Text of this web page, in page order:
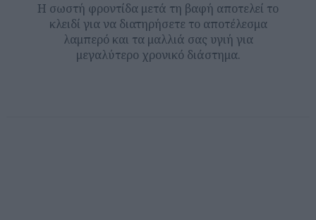
H σωστή φροντίδα μετά τη βαφή αποτελεί το
κλειδί για να διατηρήσετε το αποτέλεσμα
λαμπερό και τα μαλλιά σας υγιή για
μεγαλύτερο χρονικό διάστημα.